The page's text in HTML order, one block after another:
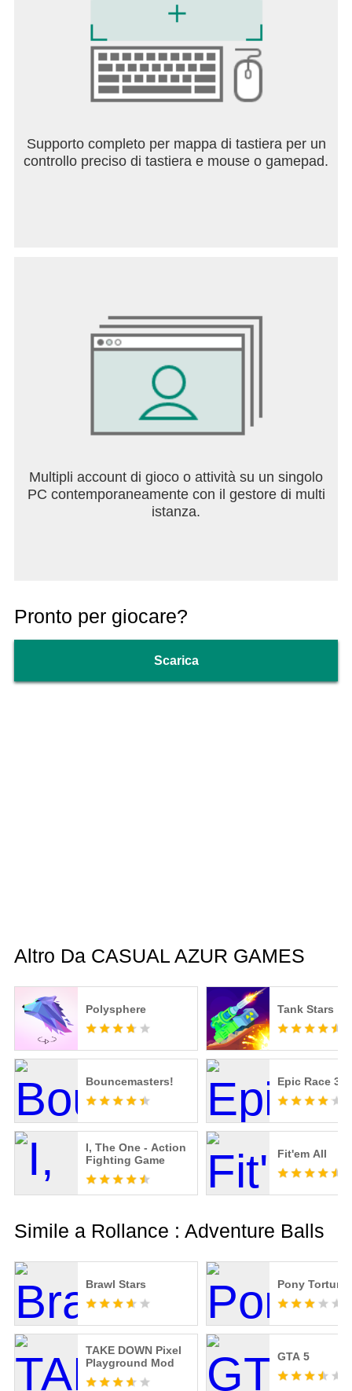
Supporto completo per mappa di tastiera per un
controllo preciso di tastiera e mouse o gamepad.
Multipli account di gioco o attività su un singolo
PC contemporaneamente con il gestore di multi
istanza.
Pronto per giocare?
Scarica
Altro Da CASUAL AZUR GAMES
Polysphere Tank Stars
Bouncemasters! Epic Race 3D
I, The One - Action
Fighting Game
Fit'em All
Simile a Rollance : Adventure Balls
Brawl Stars Pony Torture
TAKE DOWN Pixel
Playground Mod
GTA 5